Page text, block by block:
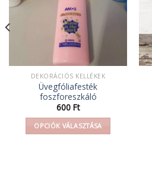
DEKORÁCIÓS KELLÉKEK
Üvegfóliafesték
foszforeszkáló
600 Ft
OPCIÓK VÁLASZTÁSA